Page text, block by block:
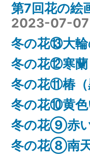
第7回花の絵
2023-07-07
冬の花⑬大輪
冬の花⑫寒蘭
冬の花⑪椿（
冬の花⑩黄色
冬の花⑨赤
冬の花⑧南